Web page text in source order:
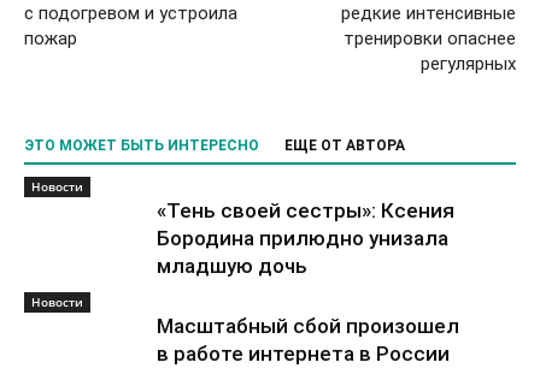
с подогревом и устроила
пожар
редкие интенсивные
тренировки опаснее
регулярных
ЭТО МОЖЕТ БЫТЬ ИНТЕРЕСНО ЕЩЕ ОТ АВТОРА
Новости
«Тень своей сестры»: Ксения
Бородина прилюдно унизала
младшую дочь
Новости
Масштабный сбой произошел
в работе интернета в России